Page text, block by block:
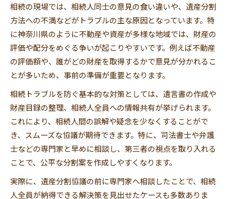
相続の現場では、相続人同士の意見の食い違いや、遺産分割
方法への不満などがトラブルの主な原因となっています。特
に神奈川県のように不動産や資産が多様な地域では、財産の
評価や配分をめぐる争いが起こりやすいです。例えば不動産
の評価額や、誰がどの財産を取得するかで意見が分かれるこ
とが多いため、事前の準備が重要となります。
相続トラブルを防ぐ基本的な対策としては、遺言書の作成や
財産目録の整理、相続人全員への情報共有が挙げられます。
これにより、相続人間の誤解や疑念を少なくすることがで
き、スムーズな協議が期待できます。特に、司法書士や弁護
士などの専門家と早めに相談し、第三者の視点を取り入れる
ことで、公平な分割案を作成しやすくなります。
実際に、遺産分割協議の前に専門家へ相談したことで、相続
人全員が納得できる解決策を見出せたケースも多数ありま